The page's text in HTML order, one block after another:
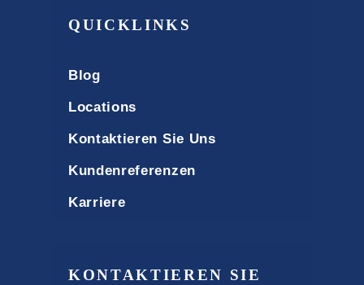
QUICKLINKS
Blog
Locations
Kontaktieren Sie Uns
Kundenreferenzen
Karriere
KONTAKTIEREN SIE